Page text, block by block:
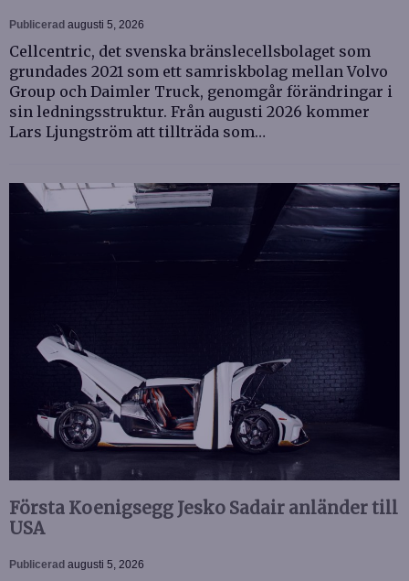
Publicerad augusti 5, 2026
Cellcentric, det svenska bränslecellsbolaget som
grundades 2021 som ett samriskbolag mellan Volvo
Group och Daimler Truck, genomgår förändringar i
sin ledningsstruktur. Från augusti 2026 kommer
Lars Ljungström att tillträda som…
Första Koenigsegg Jesko Sadair anländer till
USA
Publicerad augusti 5, 2026